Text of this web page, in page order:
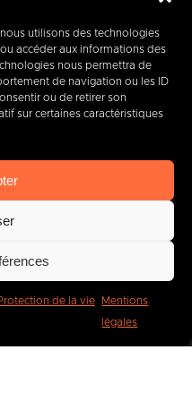
utilisons des technologies
accéder aux informations des
nous permettra de
de navigation ou les ID
ou de retirer son
sur certaines caractéristiques
de la vie
Mentions
légales